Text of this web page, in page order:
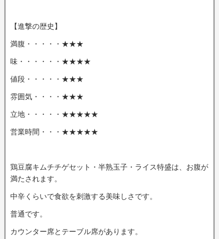
【進撃の歴史】
満腹・・・・・★★★
味・・・・・・★★★★
値段・・・・・★★★
雰囲気・・・・★★★
立地・・・・・★★★★★
営業時間・・・★★★★★
鶏豆腐キムチチゲセット・半熟玉子・ライス特盛は、お腹が
満たされます。
中辛くらいで食欲を刺激する美味しさです。
普通です。
カウンター席とテーブル席があります。